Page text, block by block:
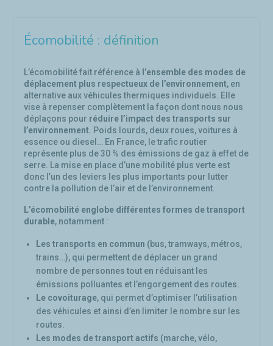
Écomobilité : définition
L’écomobilité fait référence à l’ensemble des modes de
déplacement plus respectueux de l’environnement, en
alternative aux véhicules thermiques individuels. Elle
vise à repenser complètement la façon dont nous nous
déplaçons pour réduire l’impact des transports sur
l’environnement . Poids lourds, deux roues, voitures à
essence ou diesel… En France, le trafic routier
représente plus de 30 % des émissions de gaz à effet de
serre. La mise en place d’une mobilité plus verte est
donc l’un des leviers les plus importants pour lutter
contre la pollution de l’air et de l’environnement.
L’écomobilité englobe différentes formes de transport
durable, notamment :
Les transports en commun (bus, tramways, métros,
trains…), qui permettent de déplacer un grand
nombre de personnes tout en réduisant les
émissions polluantes et l’engorgement des routes.
Le covoiturage, qui permet d’optimiser l’utilisation
des véhicules et ainsi d’en limiter le nombre sur les
routes.
Les modes de transport actifs (marche, vélo,